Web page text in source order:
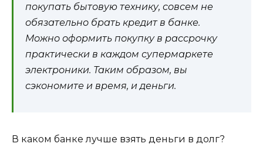
покупать бытовую технику, совсем не
обязательно брать кредит в банке.
Можно оформить покупку в рассрочку
практически в каждом супермаркете
электроники. Таким образом, вы
сэкономите и время, и деньги.
В каком банке лучше взять деньги в долг?